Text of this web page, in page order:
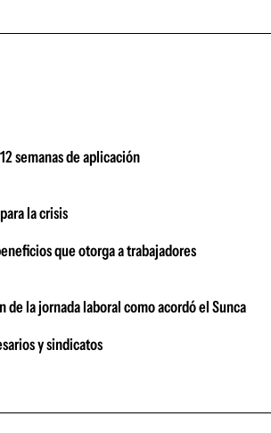
semanas de aplicación
la crisis
que otorga a trabajadores
la jornada laboral como acordó el Sunca
y sindicatos